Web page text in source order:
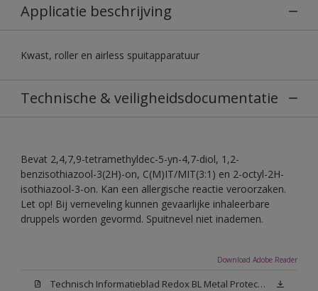
Applicatie beschrijving
Kwast, roller en airless spuitapparatuur
Technische & veiligheidsdocumentatie
Bevat 2,4,7,9-tetramethyldec-5-yn-4,7-diol, 1,2-
benzisothiazool-3(2H)-on, C(M)IT/MIT(3:1) en 2-octyl-2H-
isothiazool-3-on. Kan een allergische reactie veroorzaken.
Let op! Bij verneveling kunnen gevaarlijke inhaleerbare
druppels worden gevormd. Spuitnevel niet inademen.
Download Adobe Reader
Technisch Informatieblad Redox BL Metal Protect (PDF)